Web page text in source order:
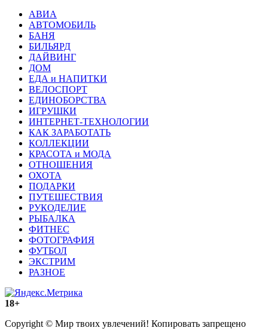
АВИА
АВТОМОБИЛЬ
БАНЯ
БИЛЬЯРД
ДАЙВИНГ
ДОМ
ЕДА и НАПИТКИ
ВЕЛОСПОРТ
ЕДИНОБОРСТВА
ИГРУШКИ
ИНТЕРНЕТ-ТЕХНОЛОГИИ
КАК ЗАРАБОТАТЬ
КОЛЛЕКЦИИ
КРАСОТА и МОДА
ОТНОШЕНИЯ
ОХОТА
ПОДАРКИ
ПУТЕШЕСТВИЯ
РУКОДЕЛИЕ
РЫБАЛКА
ФИТНЕС
ФОТОГРАФИЯ
ФУТБОЛ
ЭКСТРИМ
РАЗНОЕ
18+
Copyright © Мир твоих увлечений! Копировать запрещено